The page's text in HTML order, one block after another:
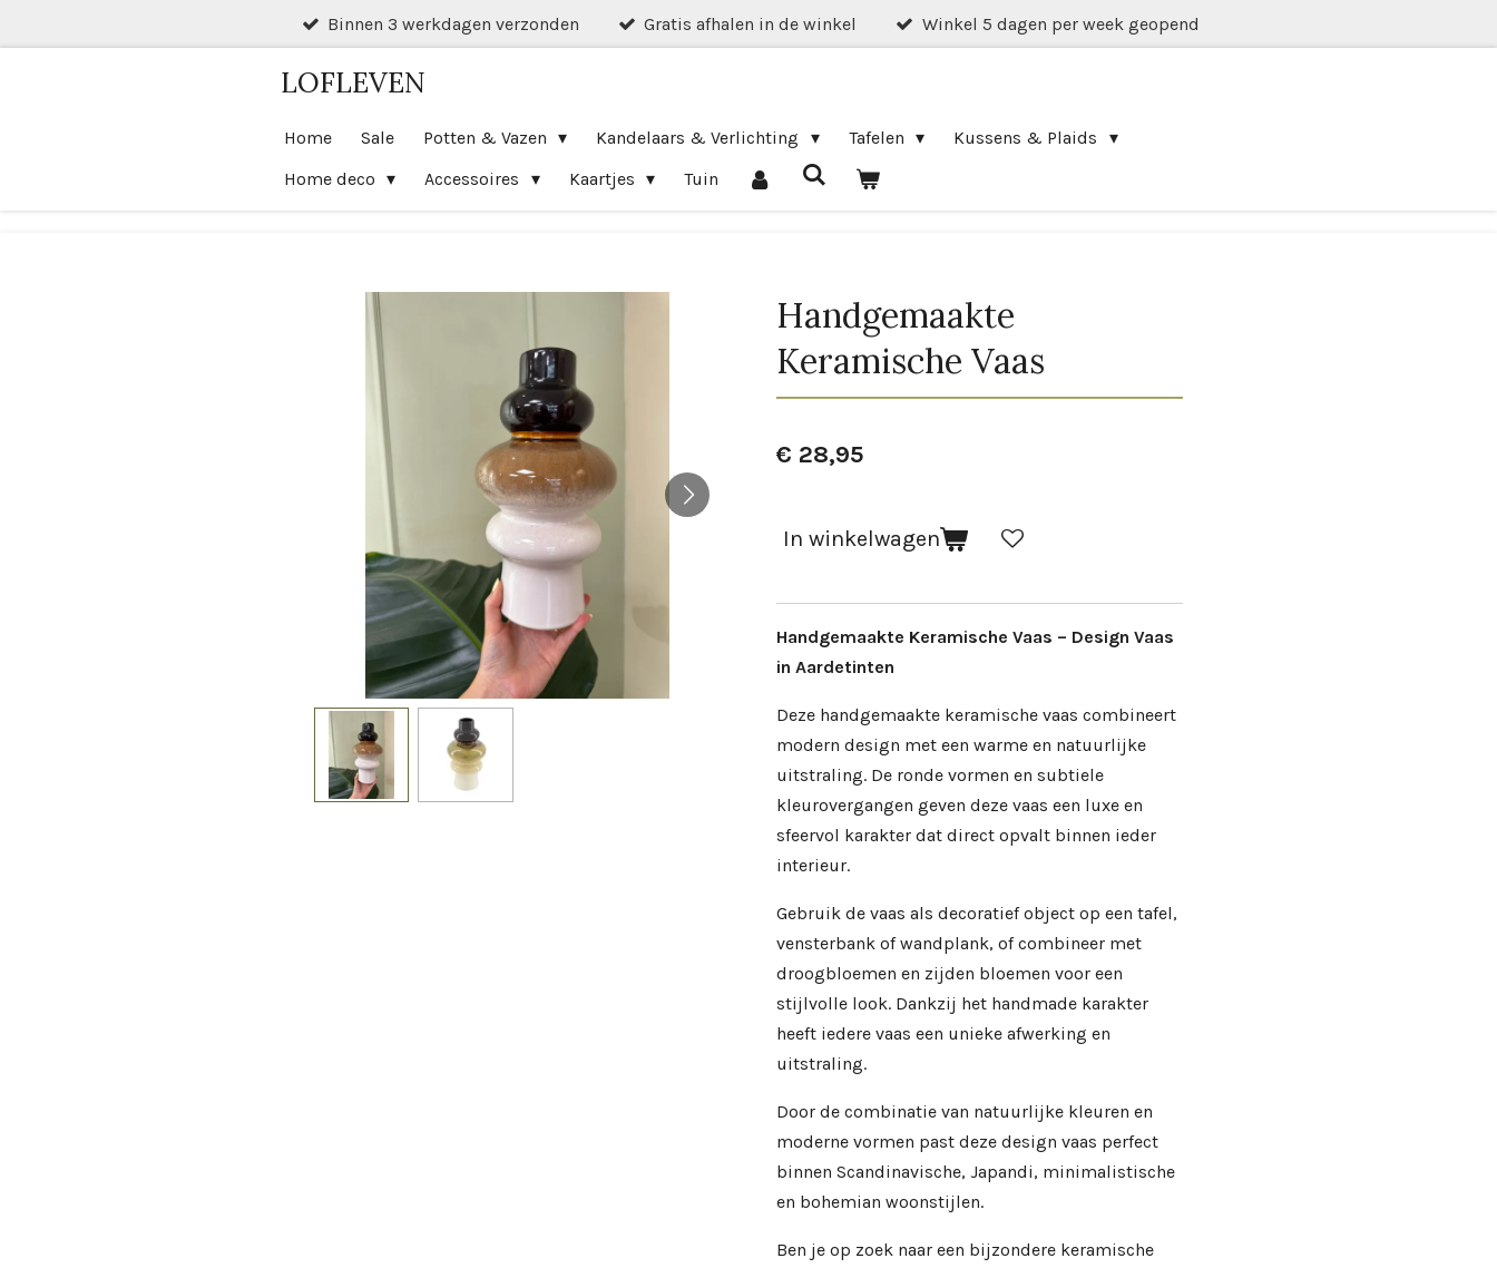
Binnen 3 werkdagen verzonden Gratis afhalen in de winkel Winkel 5 dagen per week geopend
LOFLEVEN
Home Sale Potten & Vazen Kandelaars & Verlichting Tafelen
Kussens & Plaids
Home deco
Accessoires Kaartjes Tuin
Handgemaakte
Keramische Vaas
€ 28,95
In winkelwagen
Handgemaakte Keramische Vaas – Design Vaas
in Aardetinten
Deze handgemaakte keramische vaas combineert
modern design met een warme en natuurlijke
uitstraling. De ronde vormen en subtiele
kleurovergangen geven deze vaas een luxe en
sfeervol karakter dat direct opvalt binnen ieder
interieur.
Gebruik de vaas als decoratief object op een tafel,
vensterbank of wandplank, of combineer met
droogbloemen en zijden bloemen voor een
stijlvolle look. Dankzij het handmade karakter
heeft iedere vaas een unieke afwerking en
uitstraling.
Door de combinatie van natuurlijke kleuren en
moderne vormen past deze design vaas perfect
binnen Scandinavische, Japandi, minimalistische
en bohemian woonstijlen.
Ben je op zoek naar een bijzondere keramische